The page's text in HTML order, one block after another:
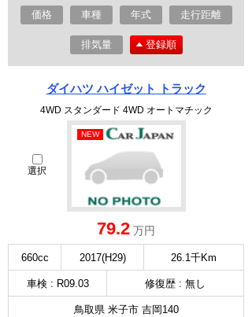
価格 車種 年式 走行距離
排気量 登録順
ダイハツ ハイゼット トラック
4WD スタンダード 4WD オートマチック
選択
NEW
79.2 万円
660cc 2017(H29) 26.1千Km
車検 : R09.03 修復歴 : 無し
鳥取県 米子市 吉岡140